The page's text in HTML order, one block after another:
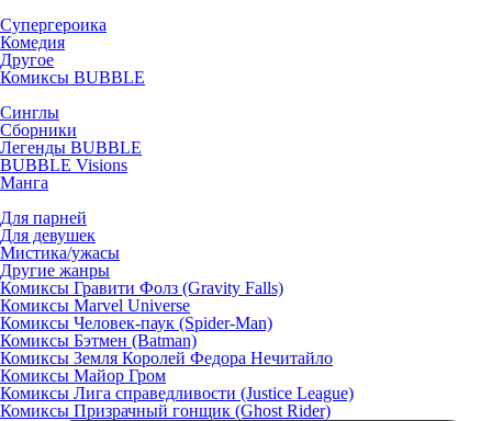
Супергероика
Комедия
Другое
Комиксы BUBBLE
Синглы
Сборники
Легенды BUBBLE
BUBBLE Visions
Манга
Для парней
Для девушек
Мистика/ужасы
Другие жанры
Комиксы Гравити Фолз (Gravity Falls)
Комиксы Marvel Universe
Комиксы Человек-паук (Spider-Man)
Комиксы Бэтмен (Batman)
Комиксы Земля Королей Федора Нечитайло
Комиксы Майор Гром
Комиксы Лига справедливости (Justice League)
Комиксы Призрачный гонщик (Ghost Rider)